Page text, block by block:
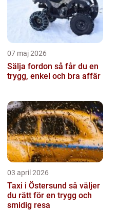
07 maj 2026
Sälja fordon så får du en
trygg, enkel och bra affär
03 april 2026
Taxi i Östersund så väljer
du rätt för en trygg och
smidig resa